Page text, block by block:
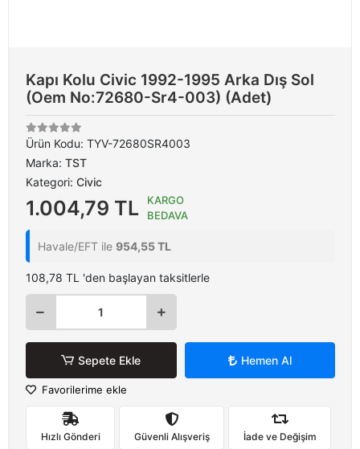
Kapı Kolu Civic 1992-1995 Arka Dış Sol
(Oem No:72680-Sr4-003) (Adet)
Ürün Kodu: TYV-72680SR4003
Marka: TST
Kategori: Civic
1.004,79 TL
KARGO
BEDAVA
Havale/EFT ile 954,55 TL
108,78 TL 'den başlayan taksitlerle
Sepete Ekle Hemen Al
Favorilerime ekle
Hızlı Gönderi Güvenli Alışveriş İade ve Değişim